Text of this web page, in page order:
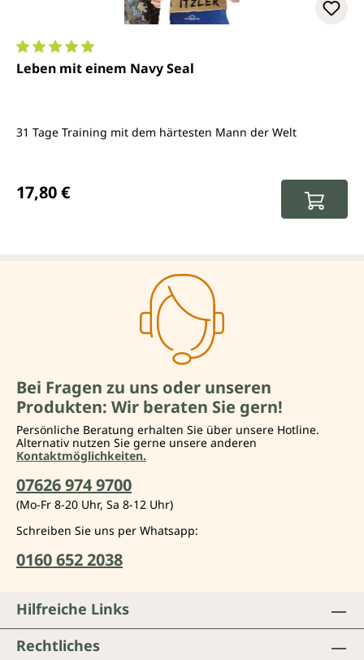
Durchschnittliche Bewertung von 5 von 5 Sternen
Leben mit einem Navy Seal
31 Tage Training mit dem härtesten Mann der Welt
17,80 €
Bei Fragen zu uns oder unseren
Produkten: Wir beraten Sie gern!
Persönliche Beratung erhalten Sie über unsere Hotline.
Alternativ nutzen Sie gerne unsere anderen
Kontaktmöglichkeiten.
07626 974 9700
(Mo-Fr 8-20 Uhr, Sa 8-12 Uhr)
Schreiben Sie uns per Whatsapp:
0160 652 2038
Hilfreiche Links
Rechtliches